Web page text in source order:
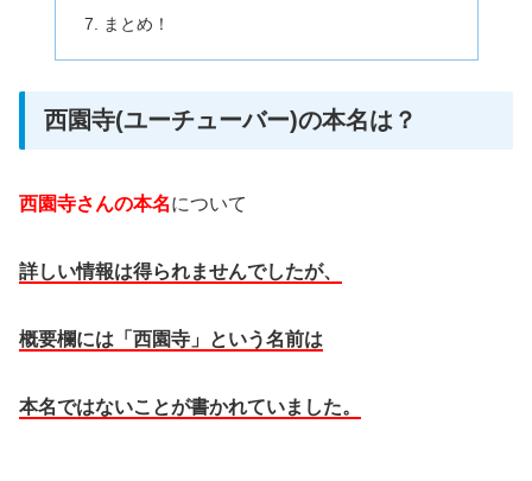
まとめ！
西園寺(ユーチューバー)の本名は？
西園寺さんの本名について
詳しい情報は得られませんでしたが、
概要欄には「西園寺」という名前は
本名ではないことが書かれていました。